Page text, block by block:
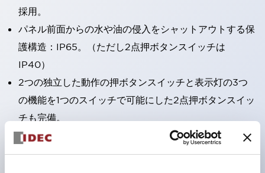
採用。
パネル前面からの水や油の侵入をシャットアウトする保
護構造：IP65。（ただし2点押ボタンスイッチは
IP40）
2つの独立した動作の押ボタンスイッチと表示灯の3つ
の機能を1つのスイッチで可能にした2点押ボタンスイッ
チも完備。
ワールドワイドなニーズに対応する各種電圧を完備。
1つで6色の役をこなすLED球（LSRD球）。これまで色